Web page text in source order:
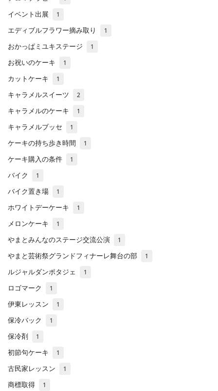
イベント出展 1
エディブルフラワー摘み取り 1
おかっぱミユキステージ 1
お祝いのケーキ 1
カットケーキ 1
キャラメルスイーツ 2
キャラメルのケーキ 1
キャラメルブッセ 1
ケーキの持ち歩き時間 1
ケーキ購入の条件 1
バイク 1
バイク置き場 1
ホワイトデーケーキ 1
メロンケーキ 1
やまとみんなのステージ交流公演 1
やまと芸術祭グランドフィナーレ舞台の部 1
ルジャルダンポタジェ 1
ロゴマーク 1
伊東レッスン 1
保冷バック 1
保冷剤 1
初節句ケーキ 1
古民家レッスン 1
商標取得 1